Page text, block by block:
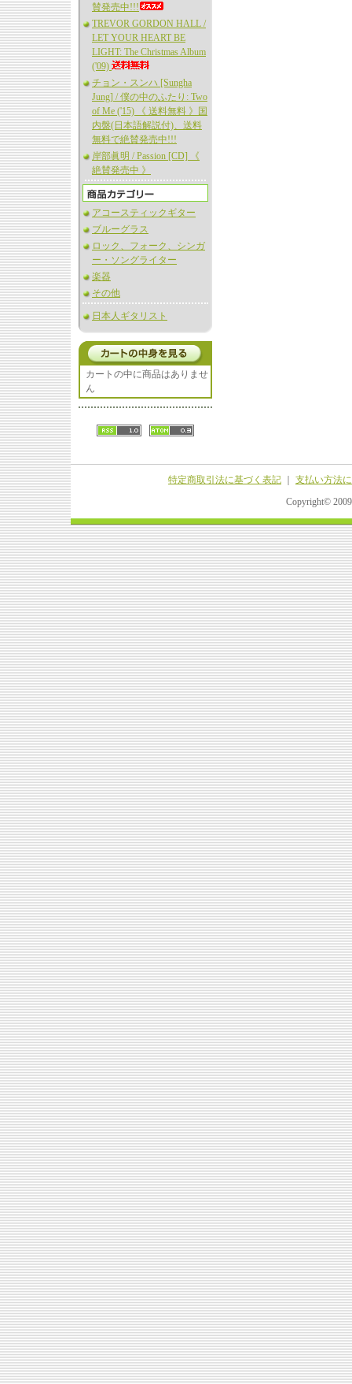
賛発売中!!!
TREVOR GORDON HALL /
LET YOUR HEART BE
LIGHT: The Christmas Album
('09)
チョン・スンハ [Sungha
Jung] / 僕の中のふたり: Two
of Me ('15) 《 送料無料 》国
内盤(日本語解説付)、送料
無料で絶賛発売中!!!
岸部眞明 / Passion [CD] 《
絶賛発売中 》
アコースティックギター
ブルーグラス
ロック、フォーク、シンガ
ー・ソングライター
楽器
その他
日本人ギタリスト
カートの中に商品はありませ
ん
特定商取引法に基づく表記
支払い方法
Copyright©